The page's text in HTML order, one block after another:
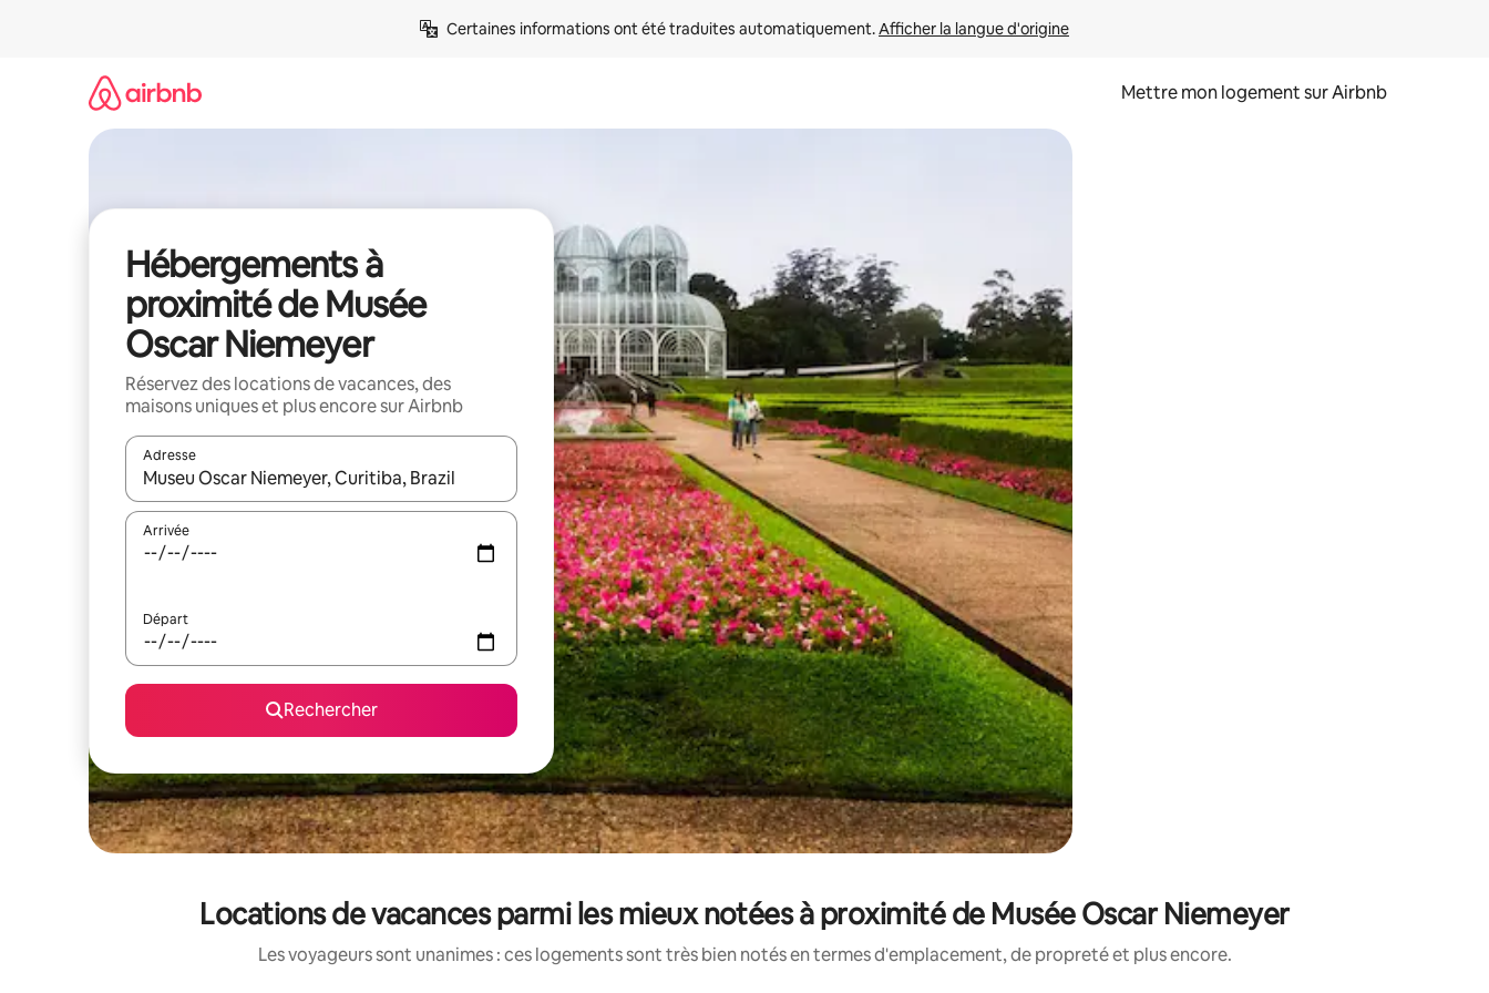
Certaines informations ont été traduites automatiquement. Afficher la langue d'origine
Mettre mon logement sur Airbnb
Hébergements à
proximité de Musée
Oscar Niemeyer
Réservez des locations de vacances, des
maisons uniques et plus encore sur Airbnb
Adresse
Lorsque les résultats s'affichent, utilisez les flèches vers le haut et vers le bas pour les parcourir ou en appuyant et en faisant glisser.
Arrivée
Départ
Rechercher
Locations de vacances parmi les mieux notées à proximité de Musée Oscar Niemeyer
Les voyageurs sont unanimes : ces logements sont très bien notés en termes d'emplacement, de propreté et plus encore.